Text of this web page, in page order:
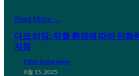
Read More →
다크 리딩: 위협 환경에 따라 진화
지침
FIDO in the News
8월 15, 2025